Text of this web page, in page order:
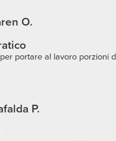
O.
portare al lavoro porzioni
P.